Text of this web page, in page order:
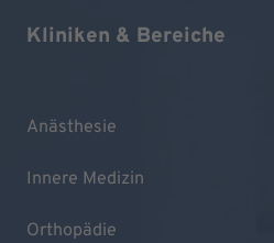
Kliniken & Bereiche
Anästhesie
Innere Medizin
Orthopädie